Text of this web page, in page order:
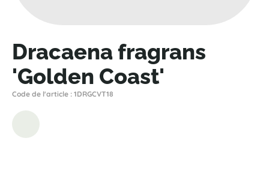
Dracaena fragrans
'Golden Coast'
Code de l'article : 1DRGCVT18